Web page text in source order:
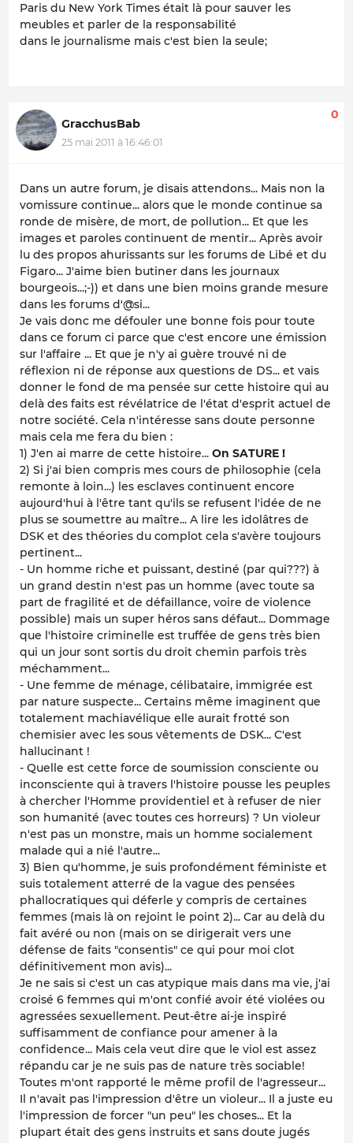
Paris du New York Times était là pour sauver les
meubles et parler de la responsabilité
dans le journalisme mais c'est bien la seule;
GracchusBab
25 mai 2011 à 16:46:01
0
Dans un autre forum, je disais attendons... Mais non la
vomissure continue... alors que le monde continue sa
ronde de misère, de mort, de pollution... Et que les
images et paroles continuent de mentir... Après avoir
lu des propos ahurissants sur les forums de Libé et du
Figaro... J'aime bien butiner dans les journaux
bourgeois...;-)) et dans une bien moins grande mesure
dans les forums d'@si...
Je vais donc me défouler une bonne fois pour toute
dans ce forum ci parce que c'est encore une émission
sur l'affaire ... Et que je n'y ai guère trouvé ni de
réflexion ni de réponse aux questions de DS... et vais
donner le fond de ma pensée sur cette histoire qui au
delà des faits est révélatrice de l'état d'esprit actuel de
notre société. Cela n'intéresse sans doute personne
mais cela me fera du bien :
1) J'en ai marre de cette histoire... On SATURE !
2) Si j'ai bien compris mes cours de philosophie (cela
remonte à loin...) les esclaves continuent encore
aujourd'hui à l'être tant qu'ils se refusent l'idée de ne
plus se soumettre au maître... A lire les idolâtres de
DSK et des théories du complot cela s'avère toujours
pertinent...
- Un homme riche et puissant, destiné (par qui???) à
un grand destin n'est pas un homme (avec toute sa
part de fragilité et de défaillance, voire de violence
possible) mais un super héros sans défaut... Dommage
que l'histoire criminelle est truffée de gens très bien
qui un jour sont sortis du droit chemin parfois très
méchamment...
- Une femme de ménage, célibataire, immigrée est
par nature suspecte... Certains même imaginent que
totalement machiavélique elle aurait frotté son
chemisier avec les sous vêtements de DSK... C'est
hallucinant !
- Quelle est cette force de soumission consciente ou
inconsciente qui à travers l'histoire pousse les peuples
à chercher l'Homme providentiel et à refuser de nier
son humanité (avec toutes ces horreurs) ? Un violeur
n'est pas un monstre, mais un homme socialement
malade qui a nié l'autre...
3) Bien qu'homme, je suis profondément féministe et
suis totalement atterré de la vague des pensées
phallocratiques qui déferle y compris de certaines
femmes (mais là on rejoint le point 2)... Car au delà du
fait avéré ou non (mais on se dirigerait vers une
défense de faits "consentis" ce qui pour moi clot
définitivement mon avis)...
Je ne sais si c'est un cas atypique mais dans ma vie, j'ai
croisé 6 femmes qui m'ont confié avoir été violées ou
agressées sexuellement. Peut-être ai-je inspiré
suffisamment de confiance pour amener à la
confidence... Mais cela veut dire que le viol est assez
répandu car je ne suis pas de nature très sociable!
Toutes m'ont rapporté le même profil de l'agresseur...
Il n'avait pas l'impression d'être un violeur... Il a juste eu
l'impression de forcer "un peu" les choses... Et la
plupart était des gens instruits et sans doute jugés